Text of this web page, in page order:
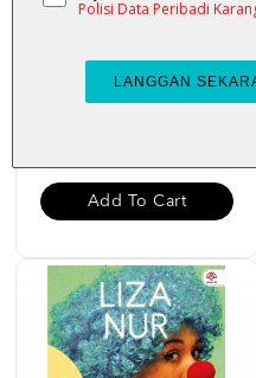
Andai Itu Takdirnya - Siti
Add To Cart